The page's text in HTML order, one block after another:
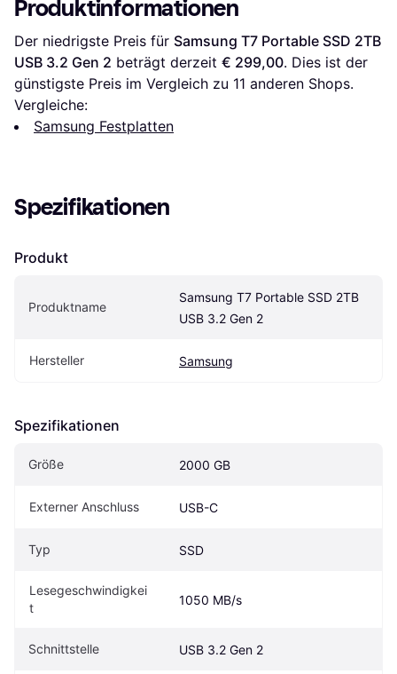
Produktinformationen
Der niedrigste Preis für Samsung T7 Portable SSD 2TB
USB 3.2 Gen 2 beträgt derzeit € 299,00. Dies ist der
günstigste Preis im Vergleich zu 11 anderen Shops.
Vergleiche:
Samsung Festplatten
Spezifikationen
Produkt
Produktname
Samsung T7 Portable SSD 2TB
USB 3.2 Gen 2
Hersteller Samsung
Spezifikationen
Größe 2000 GB
Externer Anschluss USB-C
Typ SSD
Lesegeschwindigkei
t
1050 MB/s
Schnittstelle USB 3.2 Gen 2